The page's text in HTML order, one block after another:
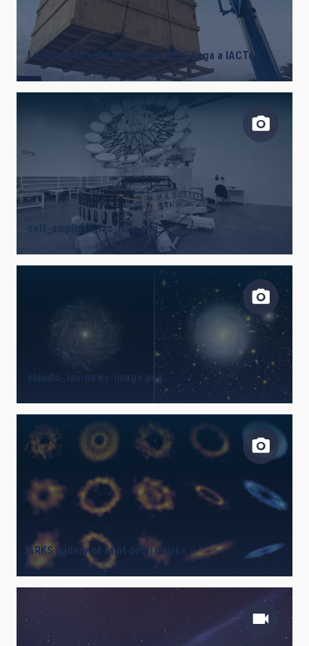
La estructura del telescopio SELF llega a IACTec
self_ampliada_iac_liom.png
claudio_iac-news-image.png
ARKS gallery of faint debris disks